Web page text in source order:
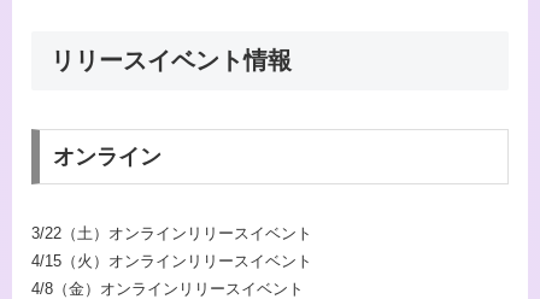
リリースイベント情報
オンライン
3/22（土）オンラインリリースイベント
4/15（火）オンラインリリースイベント
4/8（金）オンラインリリースイベント